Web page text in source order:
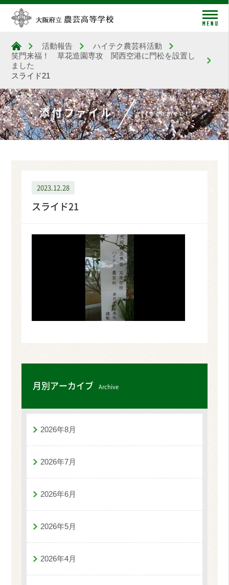
大阪府立農芸高等学校
活動報告
ハイテク農芸科活動
笑門来福！ 草花造園専攻 関西空港に門松を設置し
ました
スライド21
添付ファイル attachment
2023.12.28
スライド21
月別アーカイブ Archive
2026年8月
2026年7月
2026年6月
2026年5月
2026年4月